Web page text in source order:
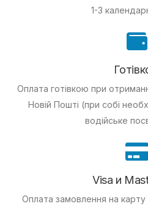
1-3
Оплата готівкою при
Новій Пошті (при собі
водійське
Visa и
Оплата замовлення на карту